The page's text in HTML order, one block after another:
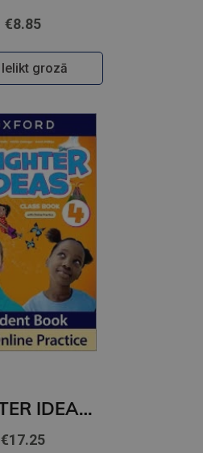
€8.85
Ielikt grozā
BRIGHTER IDEAS 4 Student's Book with Online Practice
€17.25